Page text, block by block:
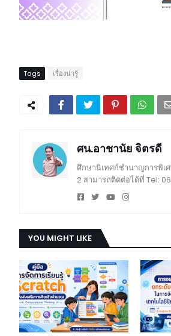
Tags เรื่องน่ารู้
ศน.อาชานัย จิตรดี
ศึกษานิเทศก์ชำนาญการพิเ
2 สามารถติดต่อได้ที่ Tel:
YOU MIGHT LIKE